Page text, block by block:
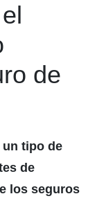
de
un tipo de
de
los seguros